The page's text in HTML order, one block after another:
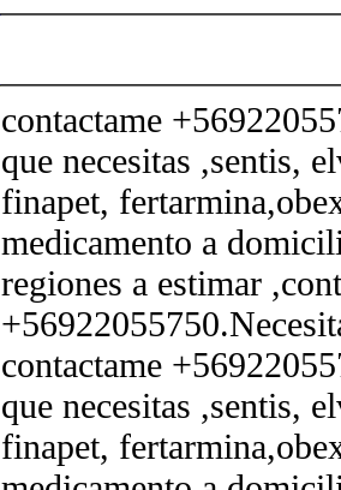
contactame
que necesitas ,sentis,
finapet,
medicamento a
regiones a estimar
contactame
que necesitas ,sentis,
finapet,